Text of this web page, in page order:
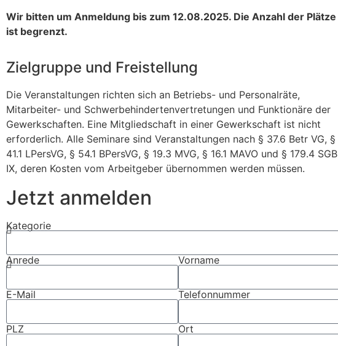
Wir bitten um Anmeldung bis zum 12.08.2025. Die Anzahl der Plätze
ist begrenzt.
Zielgruppe und Freistellung
Die Veranstaltungen richten sich an Betriebs- und Personalräte,
Mitarbeiter- und Schwerbehindertenvertretungen und Funktionäre der
Gewerkschaften. Eine Mitgliedschaft in einer Gewerkschaft ist nicht
erforderlich. Alle Seminare sind Veranstaltungen nach § 37.6 Betr VG, §
41.1 LPersVG, § 54.1 BPersVG, § 19.3 MVG, § 16.1 MAVO und § 179.4 SGB
IX, deren Kosten vom Arbeitgeber übernommen werden müssen.
Jetzt anmelden
Kategorie
Anrede Vorname
E-Mail Telefonnummer
PLZ Ort